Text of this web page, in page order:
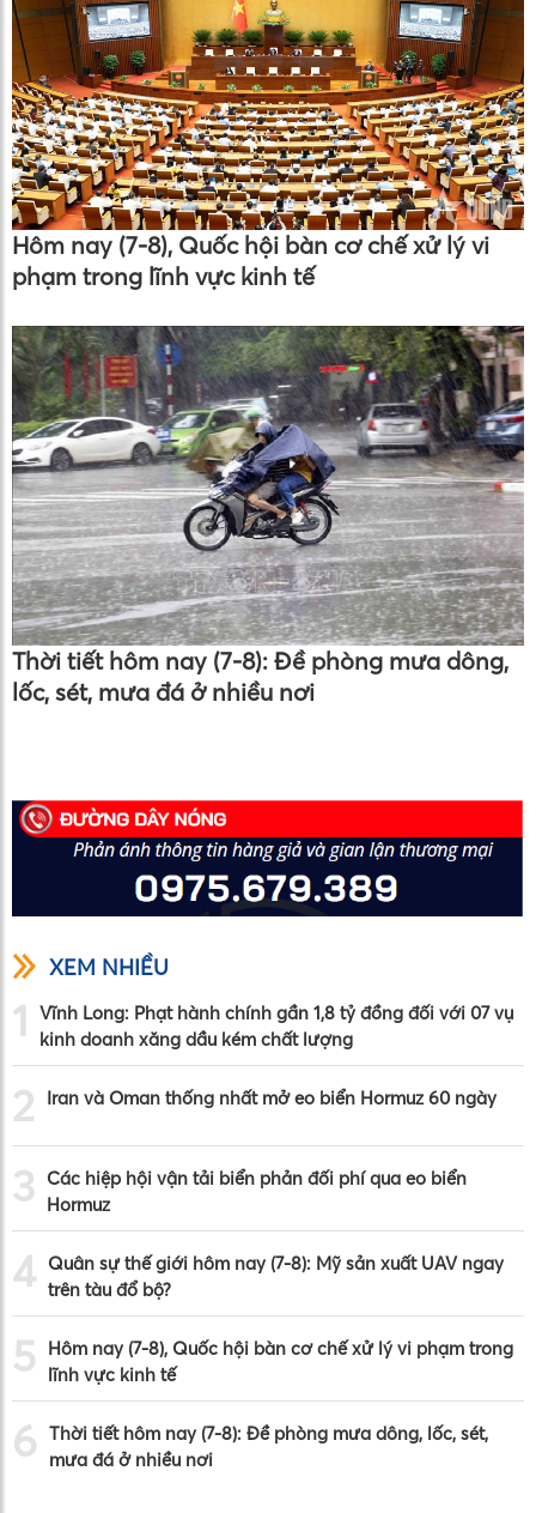
Hôm nay (7-8), Quốc hội bàn cơ chế xử lý vi
phạm trong lĩnh vực kinh tế
Thời tiết hôm nay (7-8): Đề phòng mưa dông,
lốc, sét, mưa đá ở nhiều nơi
XEM NHIỀU
1
Vĩnh Long: Phạt hành chính gần 1,8 tỷ đồng đối với 07 vụ
kinh doanh xăng dầu kém chất lượng
2 Iran và Oman thống nhất mở eo biển Hormuz 60 ngày
3 Các hiệp hội vận tải biển phản đối phí qua eo biển
Hormuz
4 Quân sự thế giới hôm nay (7-8): Mỹ sản xuất UAV ngay
trên tàu đổ bộ?
5
Hôm nay (7-8), Quốc hội bàn cơ chế xử lý vi phạm trong
lĩnh vực kinh tế
6 Thời tiết hôm nay (7-8): Đề phòng mưa dông, lốc, sét,
mưa đá ở nhiều nơi